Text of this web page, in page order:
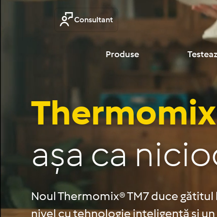
Consultant
Produse
așa ca
Noul Thermomix® TM7 duce
nivel cu tehnologie inteligentă și un